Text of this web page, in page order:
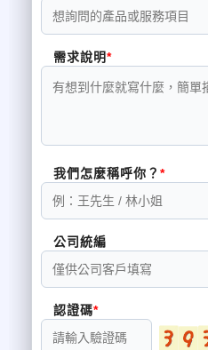
需求說明
我們怎麼稱呼你？
公司統編
認證碼